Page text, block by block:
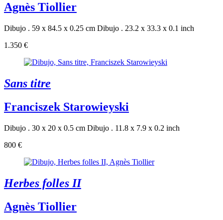
Agnès Tiollier
Dibujo . 59 x 84.5 x 0.25 cm Dibujo . 23.2 x 33.3 x 0.1 inch
1.350 €
Sans titre
Franciszek Starowieyski
Dibujo . 30 x 20 x 0.5 cm Dibujo . 11.8 x 7.9 x 0.2 inch
800 €
Herbes folles II
Agnès Tiollier